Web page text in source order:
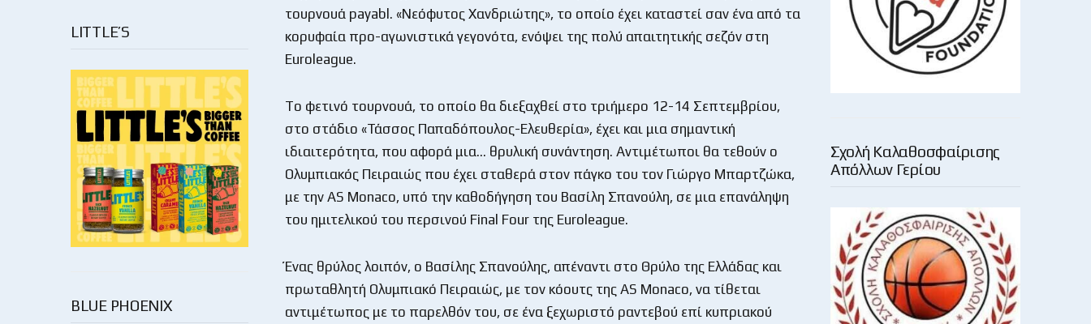
LITTLE’S
BLUE PHOENIX
τουρνουά payabl. «Νεόφυτος Χανδριώτης», το οποίο έχει καταστεί σαν ένα από τα
κορυφαία προ-αγωνιστικά γεγονότα, ενόψει της πολύ απαιτητικής σεζόν στη
Euroleague.
To φετινό τουρνουά, το οποίο θα διεξαχθεί στο τριήμερο 12-14 Σεπτεμβρίου,
στο στάδιο «Τάσσος Παπαδόπουλος-Ελευθερία», έχει και μια σημαντική
ιδιαιτερότητα, που αφορά μια… θρυλική συνάντηση. Αντιμέτωποι θα τεθούν ο
Ολυμπιακός Πειραιώς που έχει σταθερά στον πάγκο του τον Γιώργο Μπαρτζώκα,
με την AS Monaco, υπό την καθοδήγηση του Βασίλη Σπανούλη, σε μια επανάληψη
του ημιτελικού του περσινού Final Four της Euroleague.
Ένας θρύλος λοιπόν, ο Βασίλης Σπανούλης, απέναντι στο Θρύλο της Ελλάδας και
πρωταθλητή Ολυμπιακό Πειραιώς, με τον κόουτς της AS Monaco, να τίθεται
αντιμέτωπος με το παρελθόν του, σε ένα ξεχωριστό ραντεβού επί κυπριακού
Σχολή Καλαθοσφαίρισης
Απόλλων Γερίου